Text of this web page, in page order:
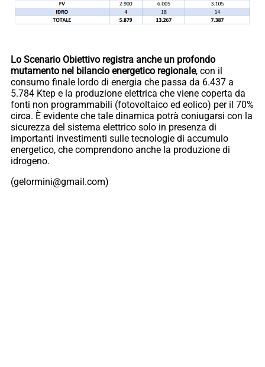
Lo Scenario Obiettivo registra anche un profondo
mutamento nel bilancio energetico regionale, con il
consumo finale lordo di energia che passa da 6.437 a
5.784 Ktep e la produzione elettrica che viene coperta da
fonti non programmabili (fotovoltaico ed eolico) per il 70%
circa. È evidente che tale dinamica potrà coniugarsi con la
sicurezza del sistema elettrico solo in presenza di
importanti investimenti sulle tecnologie di accumulo
energetico, che comprendono anche la produzione di
idrogeno.
(gelormini@gmail.com)